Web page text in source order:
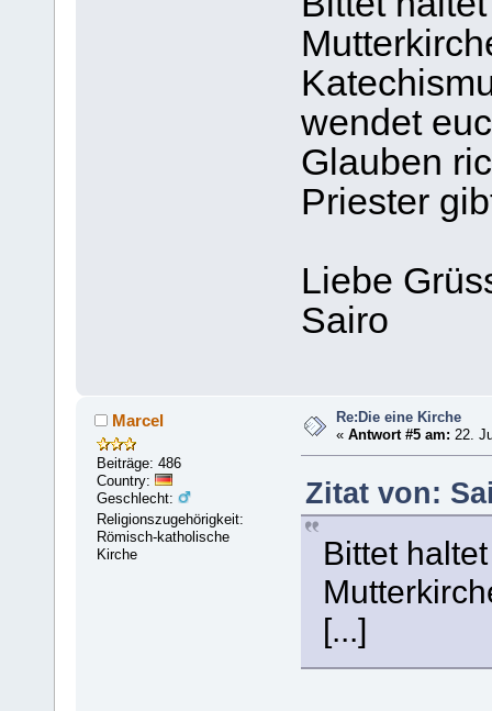
wendet
Glauben
Priester
Liebe
Sairo
Marcel
Beiträge: 486
Country:
Geschlecht:
Religionszugehörigkeit:
Römisch-katholische
Kirche
Re:Die eine Kirche
«Antwort #5 am: 22.
Zitat von:
Bittet
[...]